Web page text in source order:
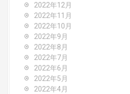
2022年12月
2022年11月
2022年10月
2022年9月
2022年8月
2022年7月
2022年6月
2022年5月
2022年4月